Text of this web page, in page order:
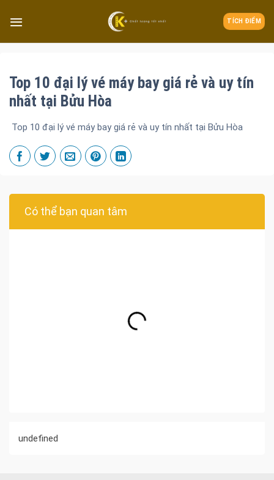
TÍCH ĐIỂM
Top 10 đại lý vé máy bay giá rẻ và uy tín
nhất tại Bửu Hòa
Top 10 đại lý vé máy bay giá rẻ và uy tín nhất tại Bửu Hòa
Có thể bạn quan tâm
undefined